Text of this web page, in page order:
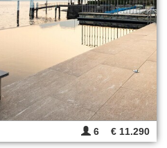
6 € 11.290